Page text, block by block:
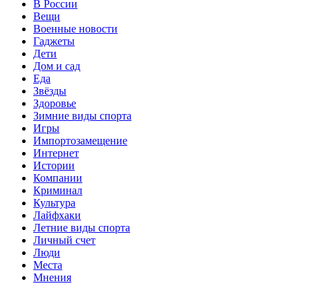
В России
Вещи
Военные новости
Гаджеты
Дети
Дом и сад
Еда
Звёзды
Здоровье
Зимние виды спорта
Игры
Импортозамещение
Интернет
Истории
Компании
Криминал
Культура
Лайфхаки
Летние виды спорта
Личный счет
Люди
Места
Мнения